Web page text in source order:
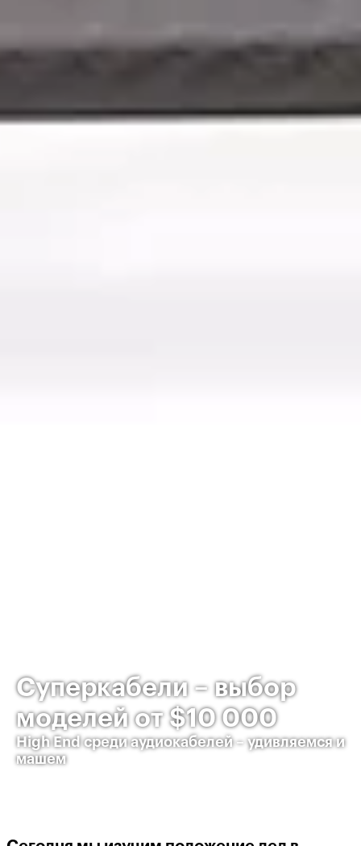
Суперкабели – выбор
моделей от $10 000
High End среди аудиокабелей – удивляемся и
машем